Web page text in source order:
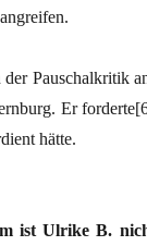
der Pauschalkritik
Er
hätte.
ist Ulrike B.